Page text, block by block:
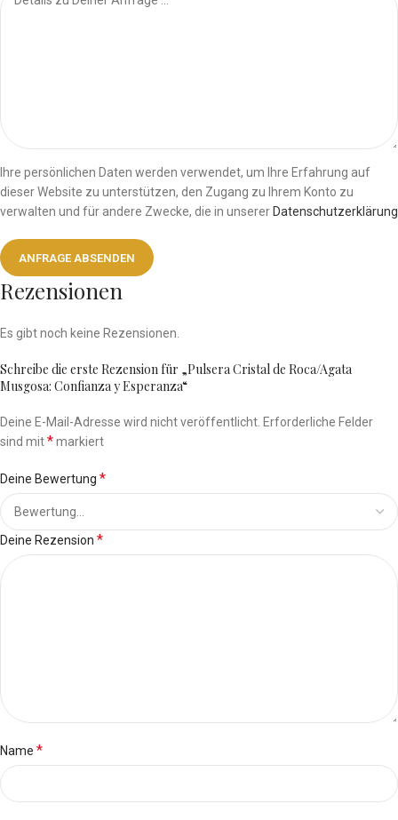
Ihre persönlichen Daten werden verwendet, um Ihre Erfahrung auf
dieser Website zu unterstützen, den Zugang zu Ihrem Konto zu
verwalten und für andere Zwecke, die in unserer Datenschutzerklärung
Rezensionen
Es gibt noch keine Rezensionen.
Schreibe die erste Rezension für „Pulsera Cristal de Roca/Agata
Musgosa: Confianza y Esperanza“
Deine E-Mail-Adresse wird nicht veröffentlicht. Erforderliche Felder
sind mit*markiert
Deine Bewertung *
Deine Rezension *
Name *